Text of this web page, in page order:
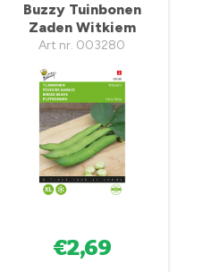
Buzzy Tuinbonen
Zaden Witkiem
Art nr. 003280
€2,69